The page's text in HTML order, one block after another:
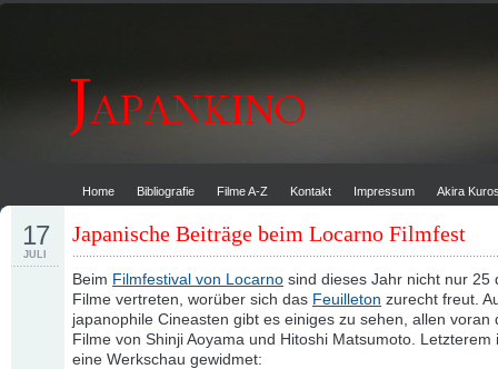
Home Bibliografie Filme A-Z Kontakt Impressum Akira
Japanische Beiträge beim Locarno Filmfest
17
JULI
Beim Filmfestival von Locarno sind dieses Jahr nicht nur 25
Filme vertreten, worüber sich das Feuilleton zurecht freut.
japanophile Cineasten gibt es einiges zu sehen, allen voran
Filme von Shinji Aoyama und Hitoshi Matsumoto. Letzterem
eine Werkschau gewidmet: